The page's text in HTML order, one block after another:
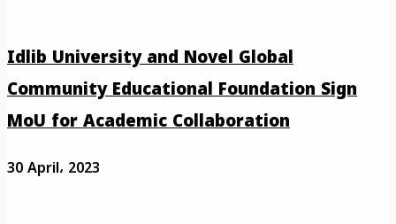
Idlib University and Novel Global
Community Educational Foundation Sign
MoU for Academic Collaboration
30 April، 2023